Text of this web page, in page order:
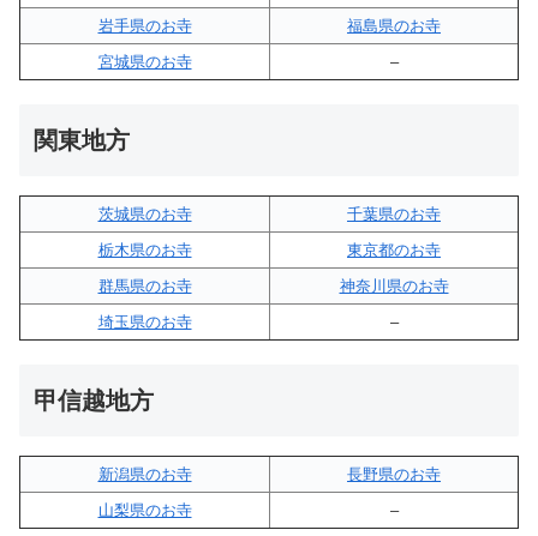
岩手県のお寺
福島県のお寺
宮城県のお寺
–
関東地方
茨城県のお寺
千葉県のお寺
栃木県のお寺
東京都のお寺
群馬県のお寺
神奈川県のお寺
埼玉県のお寺
–
甲信越地方
新潟県のお寺
長野県のお寺
山梨県のお寺
–